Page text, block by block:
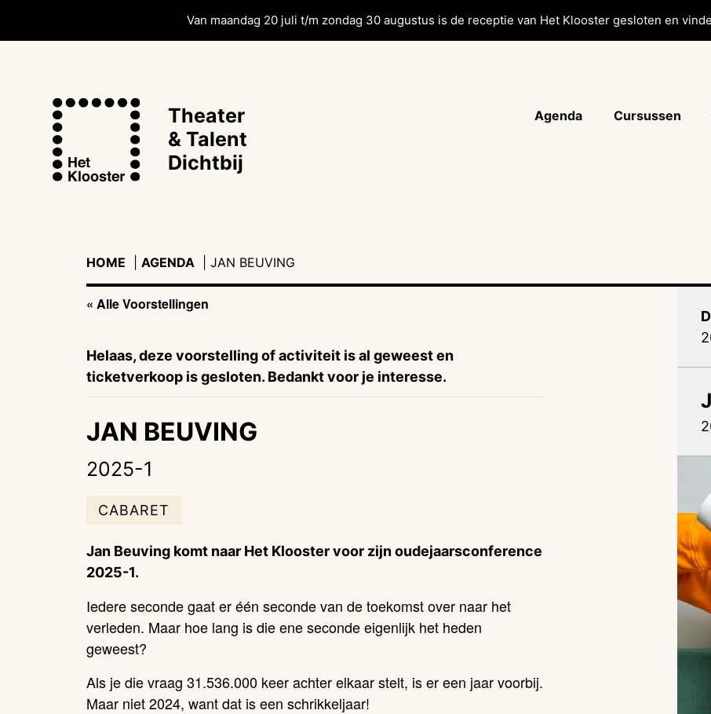
Van maandag 20 juli t/m zondag 30 augustus is de receptie van Het Klooster gesloten en
Theater
& Talent
Dichtbij
Agenda Cursussen
HOME AGENDA
| JAN BEUVING
« Alle Voorstellingen
Helaas, deze voorstelling of activiteit is al geweest en
ticketverkoop is gesloten. Bedankt voor je interesse.
JAN BEUVING
2025-1
CABARET
Jan Beuving komt naar Het Klooster voor zijn oudejaarsconference
2025-1.
Iedere seconde gaat er één seconde van de toekomst over naar het
verleden. Maar hoe lang is die ene seconde eigenlijk het heden
geweest?
Als je die vraag 31.536.000 keer achter elkaar stelt, is er een jaar voorbij.
Maar niet 2024, want dat is een schrikkeljaar!